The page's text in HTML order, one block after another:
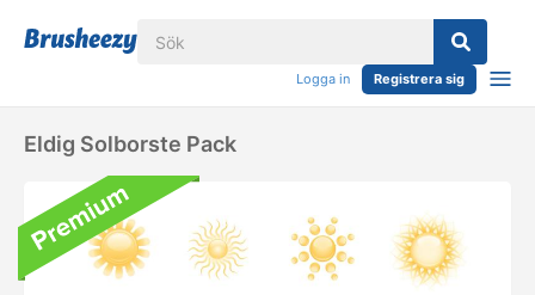
Logga in Registrera sig
Eldig Solborste Pack